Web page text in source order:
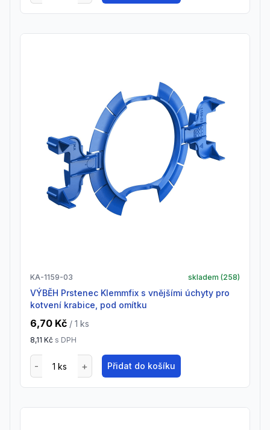
KA-1159-03 skladem (258)
VÝBĚH Prstenec Klemmfix s vnějšími úchyty pro
kotvení krabice, pod omítku
6,70 Kč / 1 ks
8,11 Kč s DPH
Přidat do košíku